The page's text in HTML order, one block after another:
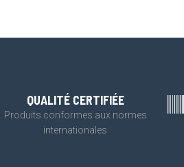
QUALITÉ CERTIFIÉE
Produits conformes aux normes
internationales